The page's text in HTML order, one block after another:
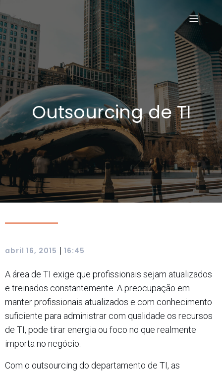
Outsourcing de TI
abril 16, 2015 | 16:45
A área de TI exige que profissionais sejam atualizados
e treinados constantemente. A preocupação em
manter profissionais atualizados e com conhecimento
suficiente para administrar com qualidade os recursos
de TI, pode tirar energia ou foco no que realmente
importa no negócio.
Com o outsourcing do departamento de TI, as